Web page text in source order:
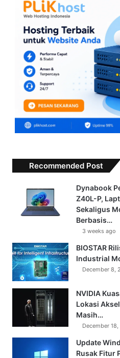
Recommended Post
Dynabook
Z40L-P,
Sekaligus
Berbasis…
3 weeks ago
BIOSTAR
Industrial
December 8,
NVIDIA
Lokasi
Masih…
December
Update
Rusak Fitur